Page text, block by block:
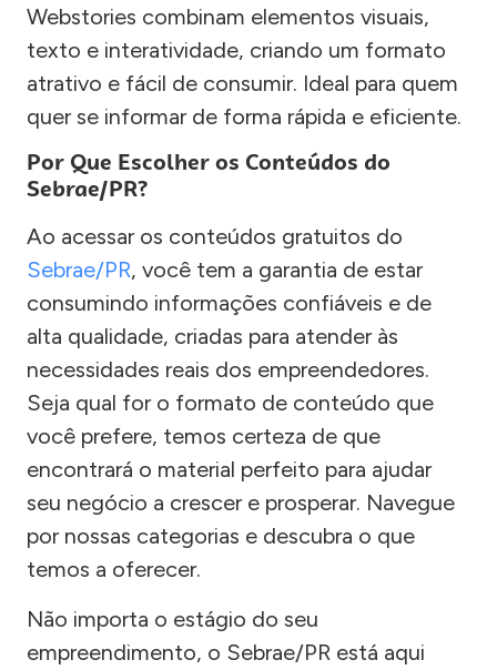
Webstories combinam elementos visuais,
texto e interatividade, criando um formato
atrativo e fácil de consumir. Ideal para quem
quer se informar de forma rápida e eficiente.
Por Que Escolher os Conteúdos do
Sebrae/PR?
Ao acessar os conteúdos gratuitos do
Sebrae/PR, você tem a garantia de estar
consumindo informações confiáveis e de
alta qualidade, criadas para atender às
necessidades reais dos empreendedores.
Seja qual for o formato de conteúdo que
você prefere, temos certeza de que
encontrará o material perfeito para ajudar
seu negócio a crescer e prosperar. Navegue
por nossas categorias e descubra o que
temos a oferecer.
Não importa o estágio do seu
empreendimento, o Sebrae/PR está aqui